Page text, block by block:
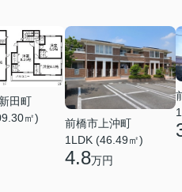
田町
㎡)
前橋市上沖町
1LDK (46.49㎡)
4.8万円